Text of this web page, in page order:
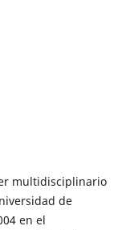
multidisciplinario
de
en el